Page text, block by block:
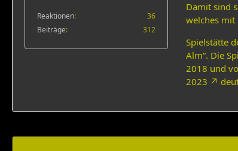
Reaktionen
36
Beiträge
312
Damit sind
welches mit
Spielstätte
Alm“. Die
2018 und
2023